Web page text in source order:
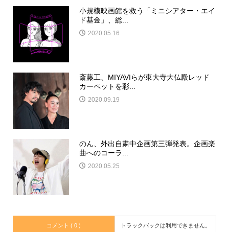
小規模映画館を救う「ミニシアター・エイ
ド基金」、総...
2020.05.16
斎藤工、MIYAVIらが東大寺大仏殿レッド
カーペットを彩...
2020.09.19
のん、外出自粛中企画第三弾発表。企画楽
曲へのコーラ...
2020.05.25
コメント ( 0 ) トラックバックは利用できません。